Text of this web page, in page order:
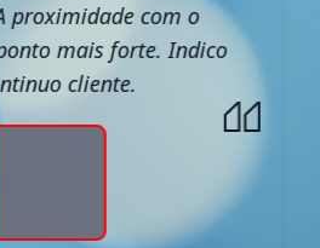
proximidade com o
mais forte. Indico
cliente.